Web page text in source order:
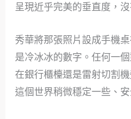
呈現近乎完美的垂直度，
秀華將那張照片設成手機
是冷冰冰的數字。任何一
在銀行櫃檯還是雷射切割
這個世界稍微穩定一些、安